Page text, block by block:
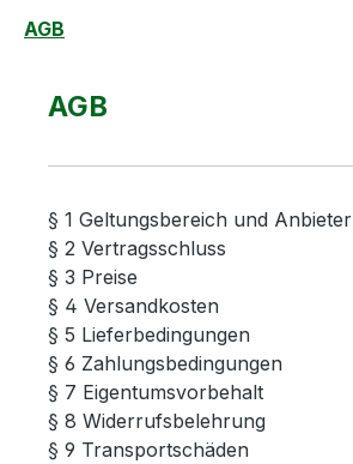
AGB
AGB
§ 1 Geltungsbereich und Anbieter
§ 2 Vertragsschluss
§ 3 Preise
§ 4 Versandkosten
§ 5 Lieferbedingungen
§ 6 Zahlungsbedingungen
§ 7 Eigentumsvorbehalt
§ 8 Widerrufsbelehrung
§ 9 Transportschäden